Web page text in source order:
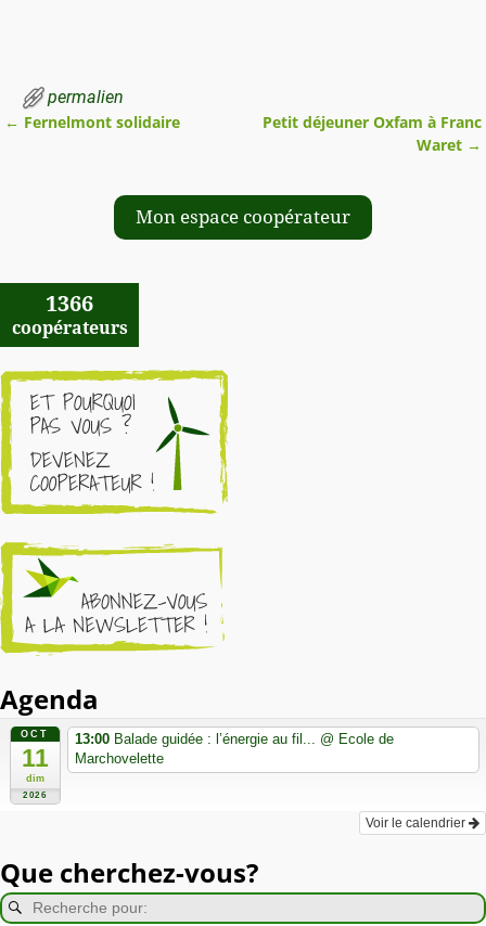
permalien
← Fernelmont solidaire
Petit déjeuner Oxfam à Franc
Waret →
Mon espace coopérateur
1366
coopérateurs
Agenda
OCT
11
dim
2026
13:00 Balade guidée : l’énergie au fil... @ Ecole de
Marchovelette
Voir le calendrier
Que cherchez-vous?